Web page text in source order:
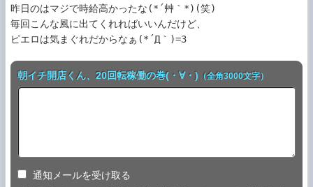
昨日のはマジで時給高かったな(*´艸｀*)(笑)
毎回こんな風に出てくれればいいんだけど、
朝イチ開店くん、20回転稼働の巻(・∀・) （全角3000文字）
通知メールを受け取る